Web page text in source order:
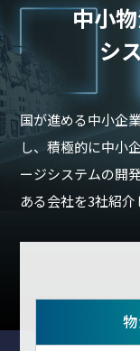
中⼩
シ
国が進める中小企
し、積極的に中小
ージシステムの開
ある会社を3社紹介